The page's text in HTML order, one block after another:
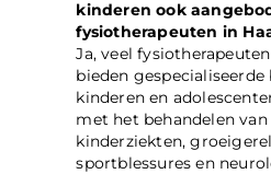
kinderen ook
fysiotherapeuten in
Ja, veel
bieden
kinderen en
met het behandelen
kinderziekten,
sportblessures en